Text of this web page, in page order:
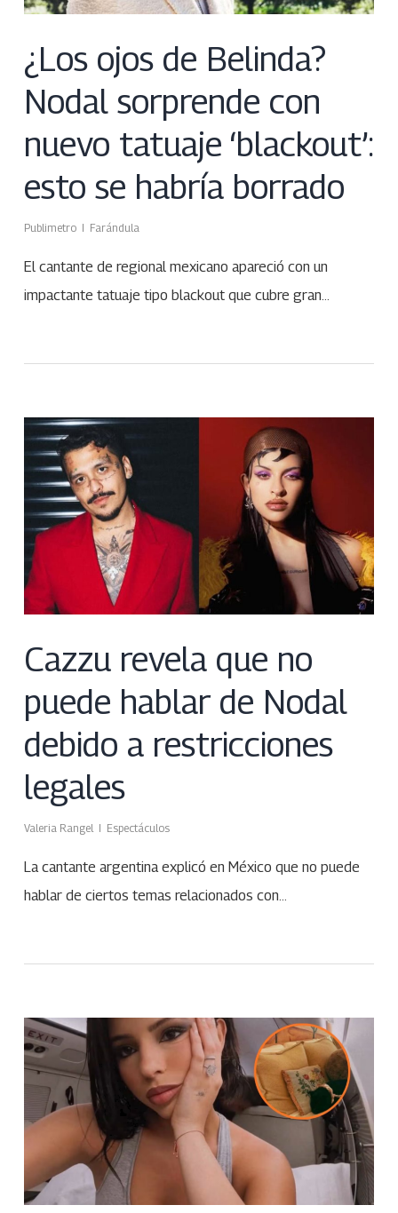
¿Los ojos de Belinda?
Nodal sorprende con
nuevo tatuaje ‘blackout’:
esto se habría borrado
Publimetro Farándula
El cantante de regional mexicano apareció con un
impactante tatuaje tipo blackout que cubre gran…
Cazzu revela que no
puede hablar de Nodal
debido a restricciones
legales
Valeria Rangel Espectáculos
La cantante argentina explicó en México que no puede
hablar de ciertos temas relacionados con…